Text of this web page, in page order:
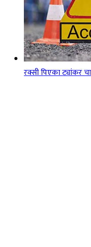
रक्सी पिएका ट्यांकर